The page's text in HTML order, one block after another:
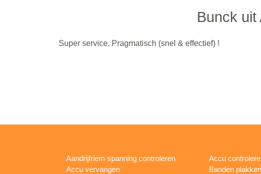
Bunck uit
Super service. Pragmatisch (snel & effectief) !
Aandrijfriem spanning controleren
Accu vervangen
Accu
Banden plakken